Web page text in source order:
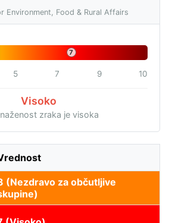
Environment, Food & Rural Affairs
7
5 7 9 10
Visoko
zraka je visoka
(Nezdravo za občutljive